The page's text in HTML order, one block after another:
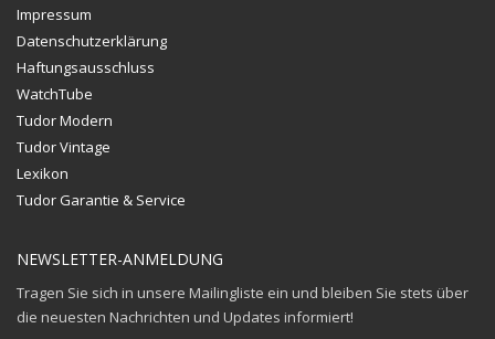
Impressum
Datenschutzerklärung
Haftungsausschluss
WatchTube
Tudor Modern
Tudor Vintage
Lexikon
Tudor Garantie & Service
NEWSLETTER-ANMELDUNG
Tragen Sie sich in unsere Mailingliste ein und bleiben Sie stets über
die neuesten Nachrichten und Updates informiert!